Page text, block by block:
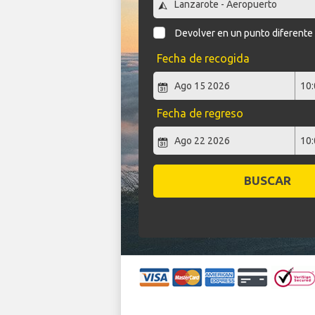
Devolver en un punto diferente
Fecha de recogida
Fecha de regreso
BUSCAR